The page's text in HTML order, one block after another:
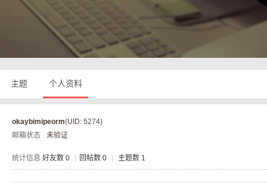
主题 个人资料
okaybimipeorm(UID: 5274)
邮箱状态
未验证
统计信息 好友数 0 回帖数 0 主题数 1